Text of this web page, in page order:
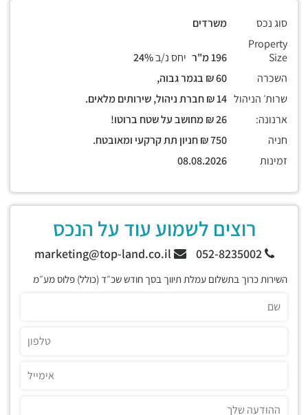
סוג נכס
משרדים
Property
Size
יחס נ/ב
השכרה
שרות׳ הניהול
ארנונה:
חניה
זמינות
רוצים לשמוע עוד על הנכס
052-8235002
השירות כרוך בתשלום עמלת תיווך בסך חודש שכ״ד (כולל) פלוס מע״מ